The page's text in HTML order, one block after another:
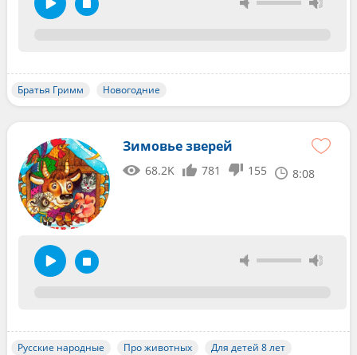
Братья Гримм Новогодние
Зимовье зверей
68.2K 781 155 8:08
Русские народные Про животных
Для детей 8 лет